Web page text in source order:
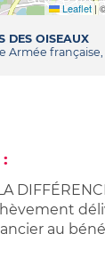
Leaflet|
DES OISEAUX
Armée
au